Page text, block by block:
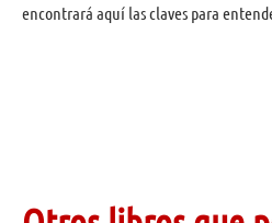
encontrará aquí las claves para